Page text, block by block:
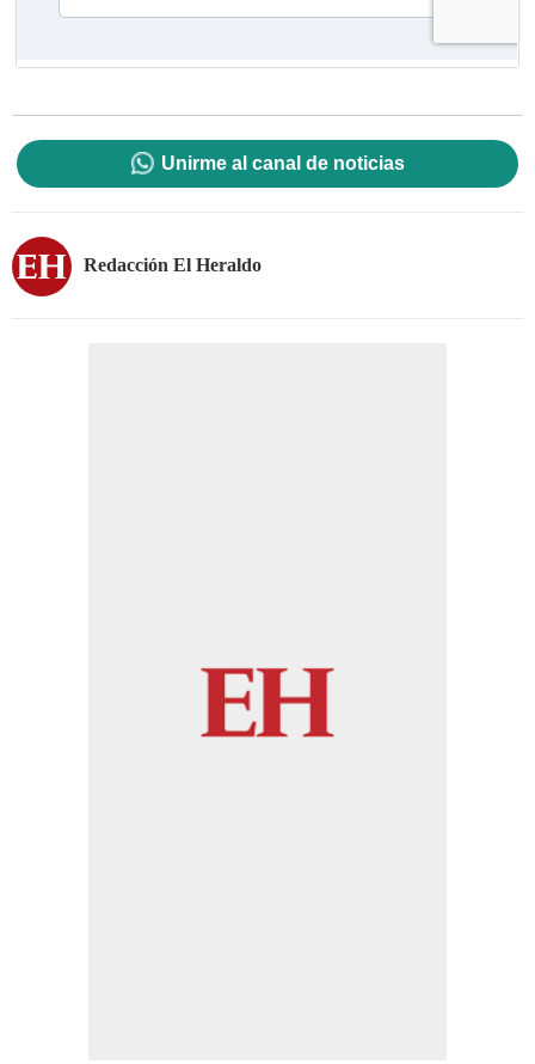
Unirme al canal de noticias
Redacción El Heraldo